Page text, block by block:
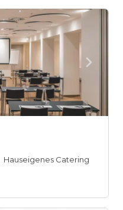
Hauseigenes Catering